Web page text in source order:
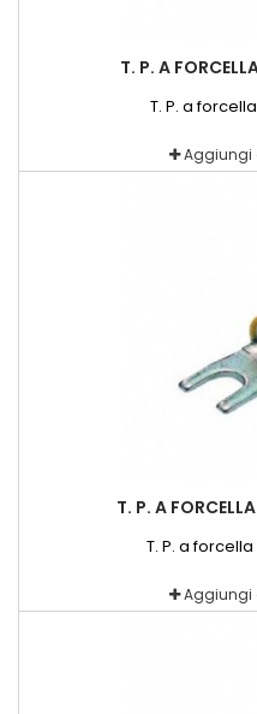
T. P. A
T. P. a forcella
Aggiungi
T. P. A
T. P. a forcella
Aggiungi